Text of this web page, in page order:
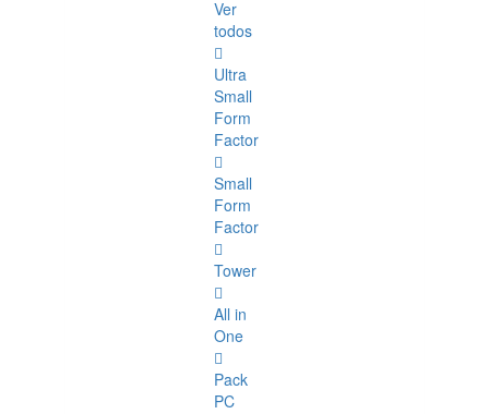
Ver
todos
Ultra
Small
Form
Factor
Small
Form
Factor
Tower
All in
One
Pack
PC